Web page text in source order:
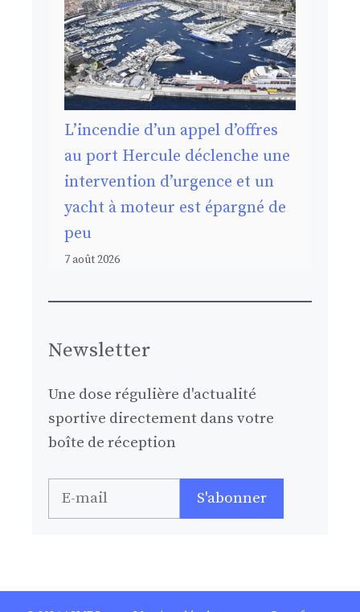
L’incendie d’un appel d’offres
au port Hercule déclenche une
intervention d’urgence et un
yacht à moteur est épargné de
peu
7 août 2026
Newsletter
Une dose régulière d'actualité
sportive directement dans votre
boîte de réception